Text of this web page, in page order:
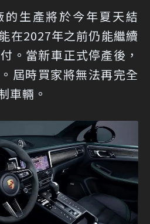
生產將於今年夏天結
在2027年之前仍能繼續
。當新車正式停產後，
屆時買家將無法再完全
車輛。